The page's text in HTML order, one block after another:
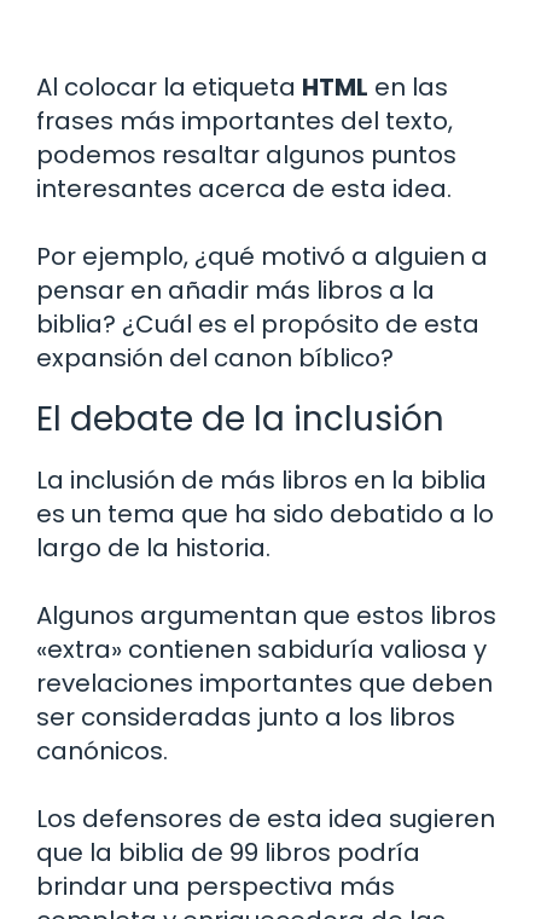
Al colocar la etiqueta HTML en las
frases más importantes del texto,
podemos resaltar algunos puntos
interesantes acerca de esta idea.
Por ejemplo, ¿qué motivó a alguien a
pensar en añadir más libros a la
biblia? ¿Cuál es el propósito de esta
expansión del canon bíblico?
El debate de la inclusión
La inclusión de más libros en la biblia
es un tema que ha sido debatido a lo
largo de la historia.
Algunos argumentan que estos libros
«extra» contienen sabiduría valiosa y
revelaciones importantes que deben
ser consideradas junto a los libros
canónicos.
Los defensores de esta idea sugieren
que la biblia de 99 libros podría
brindar una perspectiva más